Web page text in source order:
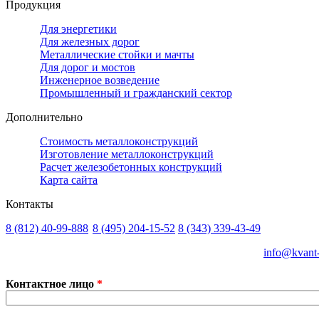
Продукция
Для энергетики
Для железных дорог
Металлические стойки и мачты
Для дорог и мостов
Инженерное возведение
Промышленный и гражданский сектор
Дополнительно
Стоимость металлоконструкций
Изготовление металлоконструкций
Расчет железобетонных конструкций
Карта сайта
Контакты
8 (812) 40-99-888 8 (495) 204-15-52 8 (343) 339-43-49
Контактное лицо *